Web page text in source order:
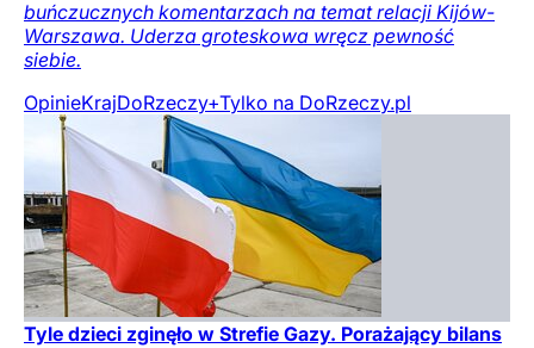
buńczucznych komentarzach na temat relacji Kijów-
Warszawa. Uderza groteskowa wręcz pewność
siebie.
OpinieKrajDoRzeczy+Tylko na DoRzeczy.pl
Tyle dzieci zginęło w Strefie Gazy. Porażający bilans